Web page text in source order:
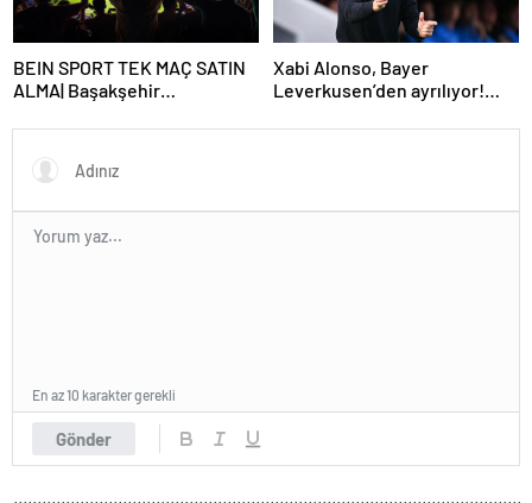
BEIN SPORT TEK MAÇ SATIN
ALMA| Başakşehir
tek maç satın alma nasıl
yapılır?
Xabi Alonso, Bayer
Leverkusen’den ayrılıyor!
Gönder
En az 10 karakter gerekli